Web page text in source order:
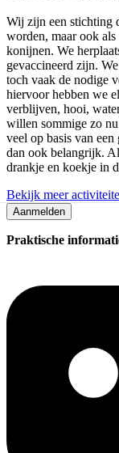
Wij zijn een stichting
worden, maar ook
konijnen. We
gevaccineerd zijn.
toch vaak de nodige
hiervoor hebben we
verblijven, hooi,
willen sommige zo
veel op basis van
dan ook belangrijk.
drankje en koekje in
Bekijk meer
Aanmelden
Praktische